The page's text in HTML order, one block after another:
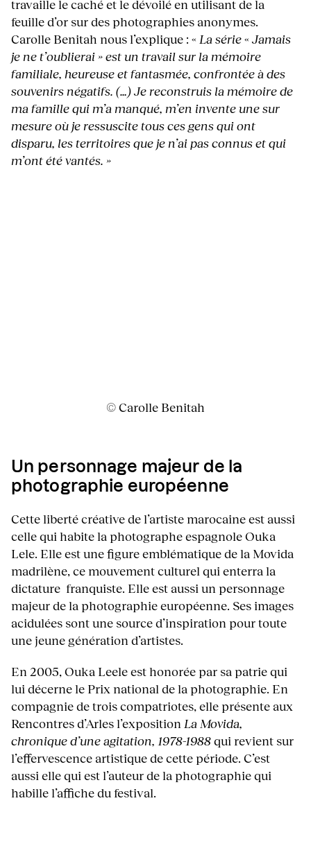
travaille le caché et le dévoilé en utilisant de la
feuille d’or sur des photographies anonymes.
Carolle Benitah nous l’explique : « La série«Jamais
je ne t’oublierai »est un travail sur la mémoire
familiale, heureuse et fantasmée, confrontée à des
souvenirs négatifs. (…) Je reconstruis la mémoire de
ma famille qui m’a manqué, m’en invente une sur
mesure où je ressuscite tous ces gens qui ont
disparu, les territoires que je n’ai pas connus et qui
m’ont été vantés. »
© Carolle Benitah
Un personnage majeur de la
photographie européenne
Cette liberté créative de l’artiste marocaine est aussi
celle qui habite la photographe espagnole Ouka
Lele. Elle est une figure emblématique de la Movida
madrilène, ce mouvement culturel qui enterra la
dictature franquiste. Elle est aussi un personnage
majeur de la photographie européenne. Ses images
acidulées sont une source d’inspiration pour toute
une jeune génération d’artistes.
En 2005, Ouka Leele est honorée par sa patrie qui
lui décerne le Prix national de la photographie. En
compagnie de trois compatriotes, elle présente aux
Rencontres d’Arles l’expositionLa Movida,
chronique d’une agitation, 1978-1988qui revient sur
l’effervescence artistique de cette période. C’est
aussi elle qui est l’auteur de la photographie qui
habille l’affiche du festival.